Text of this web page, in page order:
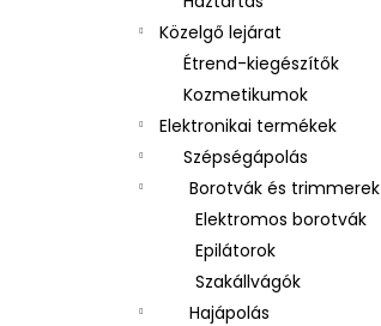
Közelgő lejárat
Étrend-kiegészítők
Kozmetikumok
Elektronikai termékek
Szépségápolás
Borotvák és trimmerek
Elektromos borotvák
Epilátorok
Szakállvágók
Hajápolás